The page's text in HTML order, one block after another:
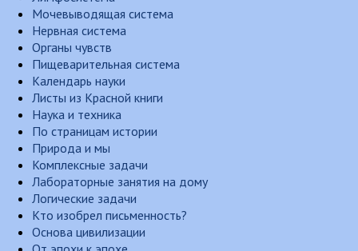
Мочевыводящая система
Нервная система
Органы чувств
Пищеварительная система
Календарь науки
Листы из Красной книги
Наука и техника
По страницам истории
Природа и мы
Комплексные задачи
Лабораторные занятия на дому
Логические задачи
Кто изобрел письменность?
Основа цивилизации